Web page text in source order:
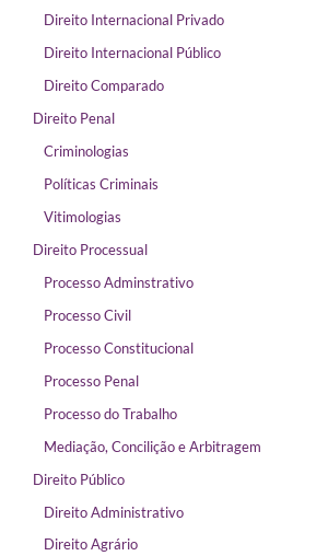
Direito Internacional Privado
Direito Internacional Público
Direito Comparado
Direito Penal
Criminologias
Políticas Criminais
Vitimologias
Direito Processual
Processo Adminstrativo
Processo Civil
Processo Constitucional
Processo Penal
Processo do Trabalho
Mediação, Concilição e Arbitragem
Direito Público
Direito Administrativo
Direito Agrário